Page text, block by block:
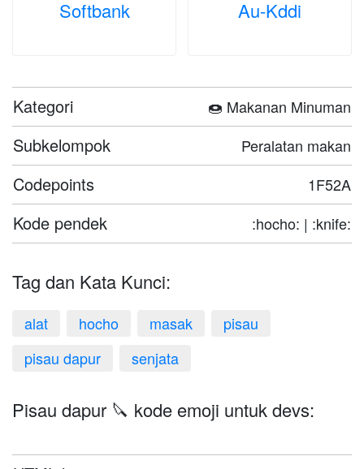
Softbank Au-Kddi
Kategori 🍩 Makanan Minuman
Subkelompok Peralatan makan
Codepoints 1F52A
Kode pendek :hocho: | :knife:
Tag dan Kata Kunci:
alat hocho masak
pisau
pisau dapur
senjata
Pisau dapur 🔪 kode emoji untuk devs: